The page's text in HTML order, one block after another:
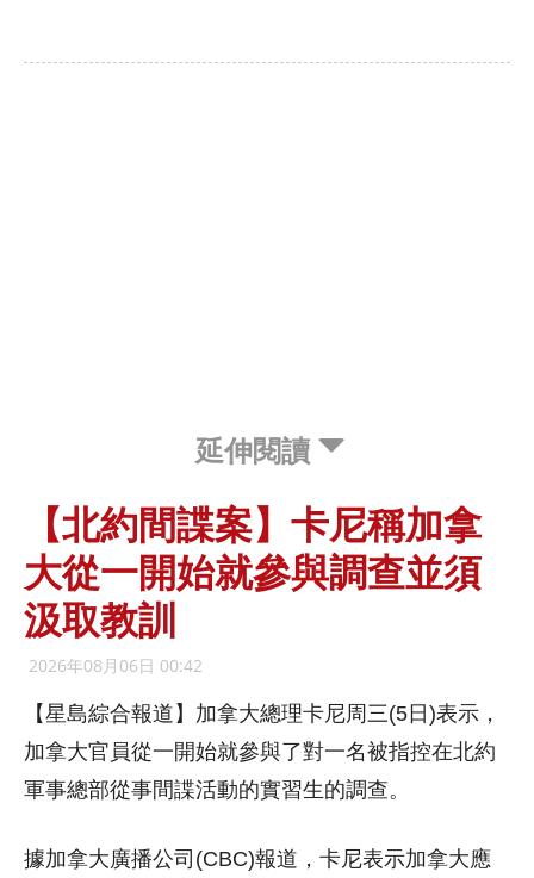
延伸閱讀
【北約間諜案】卡尼稱加拿
大從一開始就參與調查並須
汲取教訓
2026年08月06日 00:42
【星島綜合報道】加拿大總理卡尼周三(5日)表示，
加拿大官員從一開始就參與了對一名被指控在北約
軍事總部從事間諜活動的實習生的調查。
據加拿大廣播公司(CBC)報道，卡尼表示加拿大應